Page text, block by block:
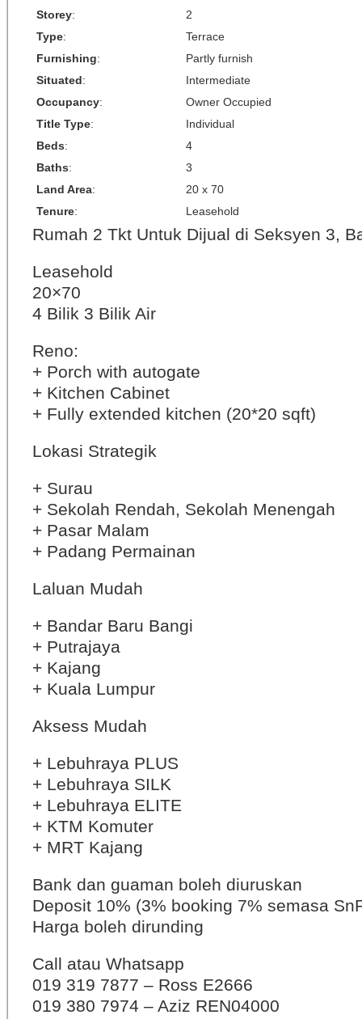
Storey:
2
Type:
Terrace
Furnishing:
Partly furnish
Situated:
Intermediate
Occupancy:
Owner Occupied
Title Type:
Individual
Beds:
4
Baths:
3
Land Area:
20 x 70
Tenure: Leasehold
Rumah 2 Tkt Untuk Dijual di Seksyen 3,
Leasehold
20×70
4 Bilik 3 Bilik Air
Reno:
+ Porch with autogate
+ Kitchen Cabinet
+ Fully extended kitchen (20*20 sqft)
Lokasi Strategik
+ Surau
+ Sekolah Rendah, Sekolah Menengah
+ Pasar Malam
+ Padang Permainan
Laluan Mudah
+ Bandar Baru Bangi
+ Putrajaya
+ Kajang
+ Kuala Lumpur
Aksess Mudah
+ Lebuhraya PLUS
+ Lebuhraya SILK
+ Lebuhraya ELITE
+ KTM Komuter
+ MRT Kajang
Bank dan guaman boleh diuruskan
Deposit 10% (3% booking 7% semasa
Harga boleh dirunding
Call atau Whatsapp
019 319 7877 – Ross E2666
019 380 7974 – Aziz REN04000